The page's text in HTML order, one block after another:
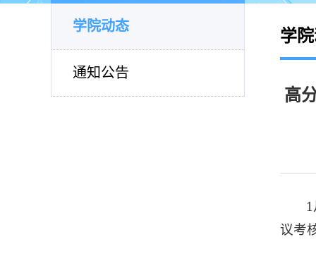
学院动态
通知公告
学
高
议考